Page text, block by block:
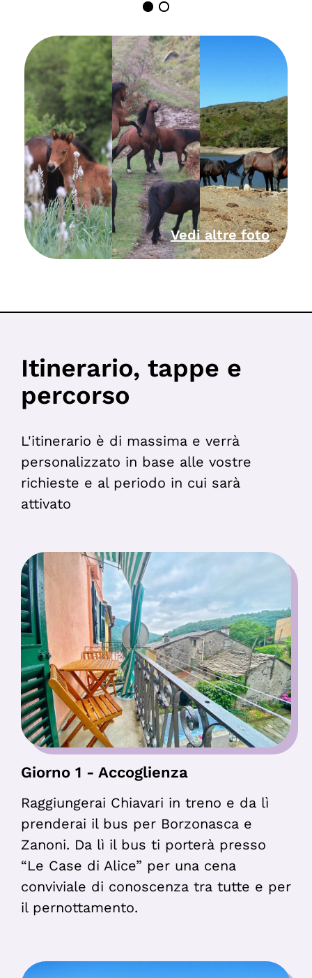
Vedi altre foto
Itinerario, tappe e
percorso
L'itinerario è di massima e verrà
personalizzato in base alle vostre
richieste e al periodo in cui sarà
attivato
Giorno 1 - Accoglienza
Raggiungerai Chiavari in treno e da lì
prenderai il bus per Borzonasca e
Zanoni. Da lì il bus ti porterà presso
“Le Case di Alice” per una cena
conviviale di conoscenza tra tutte e per
il pernottamento.